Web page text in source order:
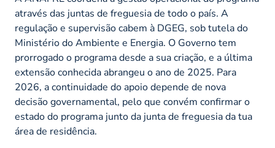
através das juntas de freguesia de todo o país. A
regulação e supervisão cabem à DGEG, sob tutela do
Ministério do Ambiente e Energia. O Governo tem
prorrogado o programa desde a sua criação, e a última
extensão conhecida abrangeu o ano de 2025. Para
2026, a continuidade do apoio depende de nova
decisão governamental, pelo que convém confirmar o
estado do programa junto da junta de freguesia da tua
área de residência.